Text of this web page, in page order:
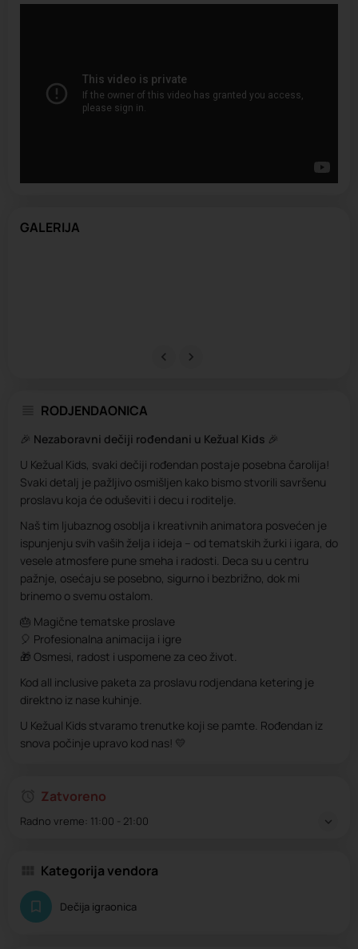
GALERIJA
RODJENDAONICA
🎉 Nezaboravni dečiji rođendani u Kežual Kids 🎉
U Kežual Kids, svaki dečiji rođendan postaje posebna čarolija!
Svaki detalj je pažljivo osmišljen kako bismo stvorili savršenu
proslavu koja će oduševiti i decu i roditelje.
Naš tim ljubaznog osoblja i kreativnih animatora posvećen je
ispunjenju svih vaših želja i ideja – od tematskih žurki i igara, do
vesele atmosfere pune smeha i radosti. Deca su u centru
pažnje, osećaju se posebno, sigurno i bezbrižno, dok mi
brinemo o svemu ostalom.
🎂 Magične tematske proslave
🎈 Profesionalna animacija i igre
🎁 Osmesi, radost i uspomene za ceo život.
Kod all inclusive paketa za proslavu rodjendana ketering je
direktno iz nase kuhinje.
U Kežual Kids stvaramo trenutke koji se pamte. Rođendan iz
snova počinje upravo kod nas! 💛
Zatvoreno
Radno vreme: 11:00 - 21:00
Kategorija vendora
Dečija igraonica